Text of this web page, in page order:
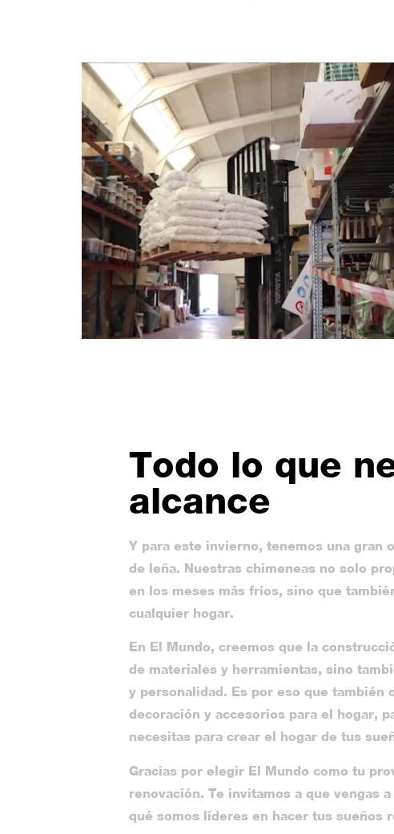
Todo lo que
alcance
Y para este invierno, tenemos una gran
de leña. Nuestras chimeneas no solo
en los meses más fríos, sino que
cualquier hogar.
En El Mundo, creemos que la
de materiales y herramientas, sino
y personalidad. Es por eso que también
decoración y accesorios para el hogar,
necesitas para crear el hogar de tus
Gracias por elegir El Mundo como tu
renovación. Te invitamos a que vengas
qué somos líderes en hacer tus sueños